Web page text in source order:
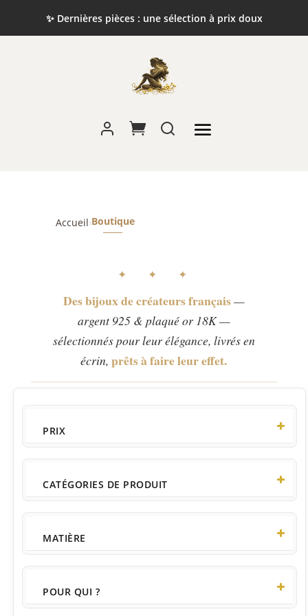
✨ Dernières pièces : une sélection à prix doux
Accueil›Boutique
✦ ✦ ✦
Des bijoux de créateurs français—
argent 925 & plaqué or 18K —
sélectionnés pour leur élégance, livrés en
écrin,prêts à faire leur effet.
PRIX
CATÉGORIES DE PRODUIT
MATIÈRE
POUR QUI ?